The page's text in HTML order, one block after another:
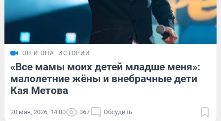
ОН И ОНА ИСТОРИИ
«Все мамы моих детей младше меня»:
малолетние жёны и внебрачные дети
Кая Метова
20 мая, 2026, 14:00 367 Обсудить